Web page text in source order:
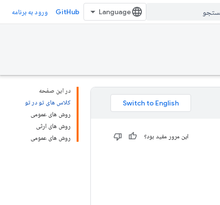
GitHub ورود به برنامه
در این صفحه
کلاس های تو در تو
روش های عمومی
روش های ارثی
روش های عمومی
این مرور مفید بود؟